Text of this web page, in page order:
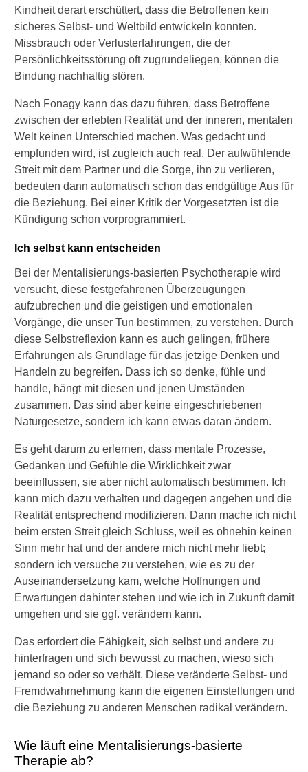
Kindheit derart erschüttert, dass die Betroffenen kein
sicheres Selbst- und Weltbild entwickeln konnten.
Missbrauch oder Verlusterfahrungen, die der
Persönlichkeitsstörung oft zugrundeliegen, können die
Bindung nachhaltig stören.
Nach Fonagy kann das dazu führen, dass Betroffene
zwischen der erlebten Realität und der inneren, mentalen
Welt keinen Unterschied machen. Was gedacht und
empfunden wird, ist zugleich auch real. Der aufwühlende
Streit mit dem Partner und die Sorge, ihn zu verlieren,
bedeuten dann automatisch schon das endgültige Aus für
die Beziehung. Bei einer Kritik der Vorgesetzten ist die
Kündigung schon vorprogrammiert.
Ich selbst kann entscheiden
Bei der Mentalisierungs-basierten Psychotherapie wird
versucht, diese festgefahrenen Überzeugungen
aufzubrechen und die geistigen und emotionalen
Vorgänge, die unser Tun bestimmen, zu verstehen. Durch
diese Selbstreflexion kann es auch gelingen, frühere
Erfahrungen als Grundlage für das jetzige Denken und
Handeln zu begreifen. Dass ich so denke, fühle und
handle, hängt mit diesen und jenen Umständen
zusammen. Das sind aber keine eingeschriebenen
Naturgesetze, sondern ich kann etwas daran ändern.
Es geht darum zu erlernen, dass mentale Prozesse,
Gedanken und Gefühle die Wirklichkeit zwar
beeinflussen, sie aber nicht automatisch bestimmen. Ich
kann mich dazu verhalten und dagegen angehen und die
Realität entsprechend modifizieren. Dann mache ich nicht
beim ersten Streit gleich Schluss, weil es ohnehin keinen
Sinn mehr hat und der andere mich nicht mehr liebt;
sondern ich versuche zu verstehen, wie es zu der
Auseinandersetzung kam, welche Hoffnungen und
Erwartungen dahinter stehen und wie ich in Zukunft damit
umgehen und sie ggf. verändern kann.
Das erfordert die Fähigkeit, sich selbst und andere zu
hinterfragen und sich bewusst zu machen, wieso sich
jemand so oder so verhält. Diese veränderte Selbst- und
Fremdwahrnehmung kann die eigenen Einstellungen und
die Beziehung zu anderen Menschen radikal verändern.
Wie läuft eine Mentalisierungs-basierte
Therapie ab?